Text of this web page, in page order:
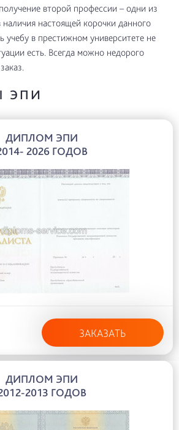
второй профессии – одни из
настоящей корочки данного
учебу в престижном университете не
есть. Всегда можно недорого
ЭПИ
ДИПЛОМ ЭПИ
2026 ГОДОВ
ЗАКАЗАТЬ
ДИПЛОМ ЭПИ
2013 ГОДОВ